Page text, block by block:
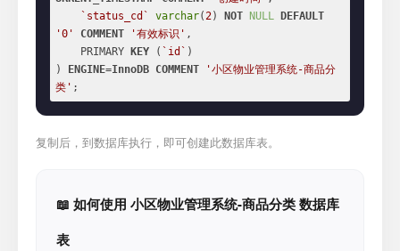
`status_cd`
varchar(2) NOT NULL
DEFAULT
'0'
COMMENT '有效标识' ,
    PRIMARY
KEY ( `id` )
)
ENGINE=InnoDB COMMENT
'小区物业管理系统-商品分
类' ;
复制后，到数据库执行，即可创建此数据库表。
📖 如何使用 小区物业管理系统-商品分类 数据库
表